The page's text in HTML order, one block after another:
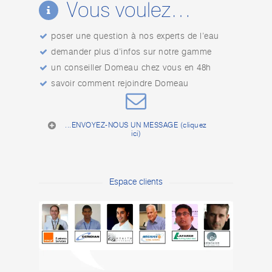
Vous voulez…
poser une question à nos experts de l’eau
demander plus d’infos sur notre gamme
un conseiller Domeau chez vous en 48h
savoir comment rejoindre Domeau
...ENVOYEZ-NOUS UN MESSAGE (cliquez
ici)
Espace clients